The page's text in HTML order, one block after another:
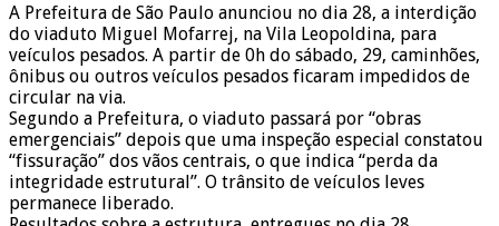
A Prefeitura de São Paulo anunciou no dia 28, a interdição
do viaduto Miguel Mofarrej, na Vila Leopoldina, para
veículos pesados. A partir de 0h do sábado, 29, caminhões,
ônibus ou outros veículos pesados ficaram impedidos de
circular na via.
Segundo a Prefeitura, o viaduto passará por “obras
emergenciais” depois que uma inspeção especial constatou
“fissuração” dos vãos centrais, o que indica “perda da
integridade estrutural”. O trânsito de veículos leves
permanece liberado.